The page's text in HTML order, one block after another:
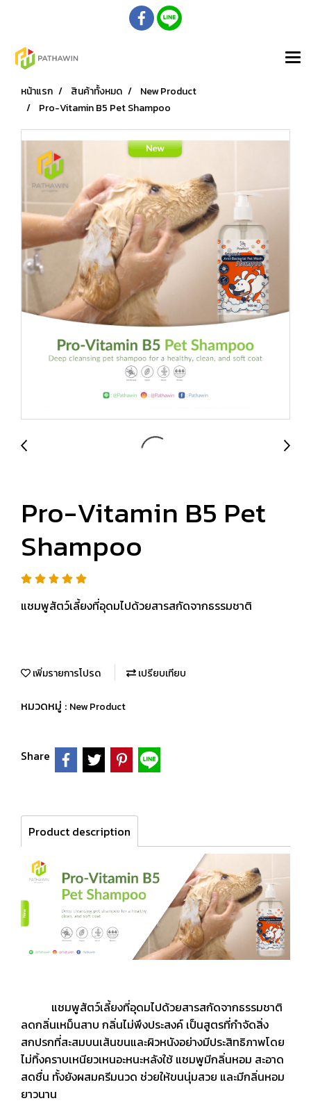
หน้าแรก สินค้าทั้งหมด
New Product
Pro-Vitamin B5 Pet Shampoo
Pro-Vitamin B5 Pet
Shampoo
แชมพูสัตว์เลี้ยงที่อุดมไปด้วยสารสกัดจากธรรมชาติ
เพิ่มรายการโปรด เปรียบเทียบ
หมวดหมู่ : New Product
Share
Product description
แชมพูสัตว์เลี้ยงที่อุดมไปด้วยสารสกัดจากธรรมชาติ
ลดกลิ่นเหม็นสาบ กลิ่นไม่พึงประสงค์ เป็นสูตรที่กำจัดสิ่ง
สกปรกที่สะสมบนเส้นขนและผิวหนังอย่างมีประสิทธิภาพโดย
ไม่ทิ้งคราบเหนียวเหนอะหนะหลังใช้ แชมพูมีกลิ่นหอม สะอาด
สดชื่น ทั้งยังผสมครีมนวด ช่วยให้ขนนุ่มสวย และมีกลิ่นหอม
ยาวนาน